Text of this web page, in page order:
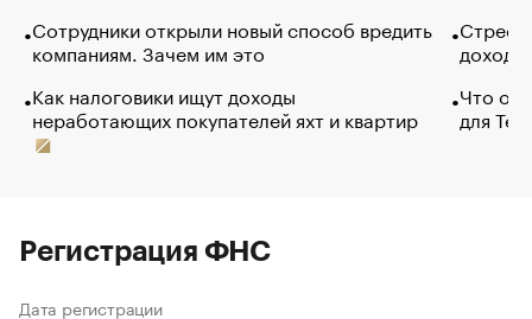
Сотрудники открыли новый способ вредить
компаниям. Зачем им это
Как налоговики ищут доходы
неработающих покупателей яхт и квартир
Что
для
Регистрация ФНС
Дата регистрации